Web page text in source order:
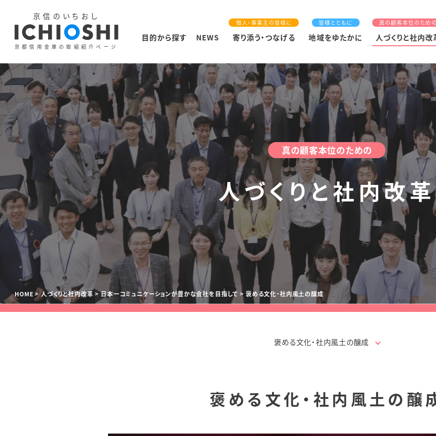
京信のいちおし
京都信用金庫の取組紹介ページ
目的から探す NEWS
個人・事業主の皆様に
寄り添う・つなげる
皆様とともに
地域をゆたかに
真の顧客本位のため
人づくりと社内改
真の顧客本位のための
人づくりと社内改革
HOME 人づくりと社内改革 日本一コミュニケーションが豊かな会社を目指して 褒める文化・社内風土の醸成
褒める文化・社内風土の醸成
褒める文化・社内風土の醸